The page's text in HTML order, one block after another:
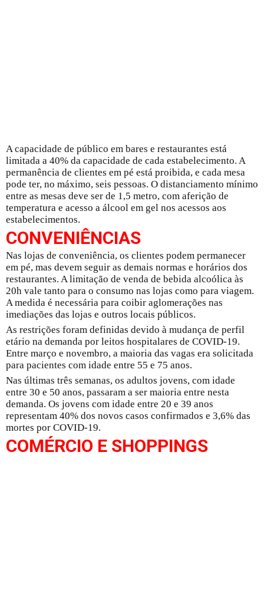
A capacidade de público em bares e restaurantes está
limitada a 40% da capacidade de cada estabelecimento. A
permanência de clientes em pé está proibida, e cada mesa
pode ter, no máximo, seis pessoas. O distanciamento mínimo
entre as mesas deve ser de 1,5 metro, com aferição de
temperatura e acesso a álcool em gel nos acessos aos
estabelecimentos.
CONVENIÊNCIAS
Nas lojas de conveniência, os clientes podem permanecer
em pé, mas devem seguir as demais normas e horários dos
restaurantes. A limitação de venda de bebida alcoólica às
20h vale tanto para o consumo nas lojas como para viagem.
A medida é necessária para coibir aglomerações nas
imediações das lojas e outros locais públicos.
As restrições foram definidas devido à mudança de perfil
etário na demanda por leitos hospitalares de COVID-19.
Entre março e novembro, a maioria das vagas era solicitada
para pacientes com idade entre 55 e 75 anos.
Nas últimas três semanas, os adultos jovens, com idade
entre 30 e 50 anos, passaram a ser maioria entre nesta
demanda. Os jovens com idade entre 20 e 39 anos
representam 40% dos novos casos confirmados e 3,6% das
mortes por COVID-19.
COMÉRCIO E SHOPPINGS